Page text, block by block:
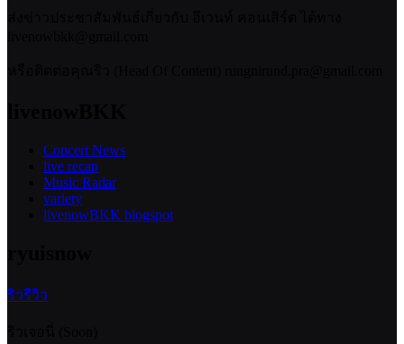
Concert News
live recap
Music Radar
variety
livenowBKK blogspot
ริวรีวิว